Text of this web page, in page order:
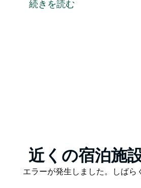
川沿いの遊歩道を散策しなが
続きを読む
Product
List
近くの宿泊施
Product
エラーが発生しました。しばら